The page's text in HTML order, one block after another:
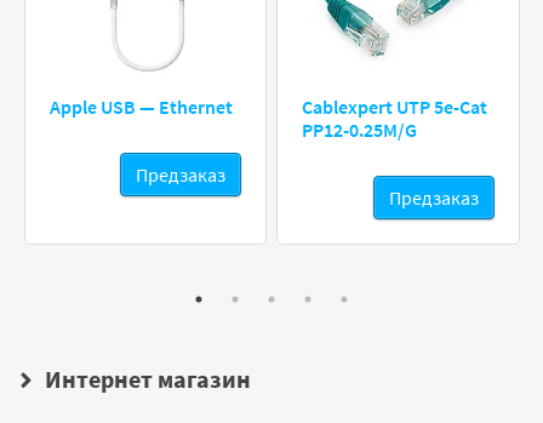
Apple USB — Ethernet
Предзаказ
Cablexpert UTP 5e-Cat
PP12-0.25M/G
Предзаказ
Интернет магазин